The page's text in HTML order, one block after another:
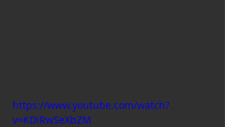
https://www.youtube.com/watch?
v=KDiRwSeXbZM